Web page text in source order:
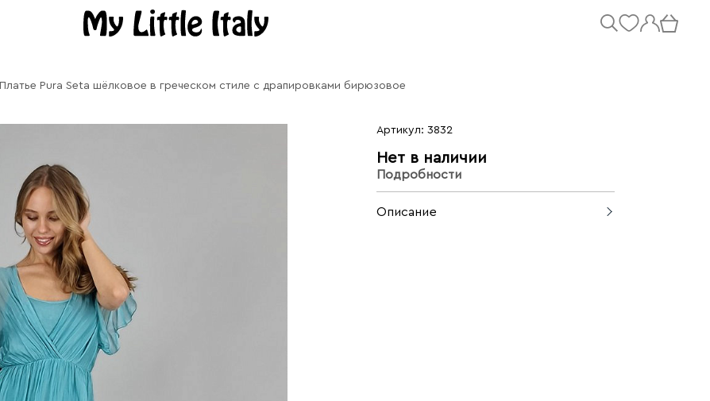
Платье Pura Seta шёлковое в греческом стиле с драпировками бирюзовое
Артикул: 3832
Нет в наличии
Подробности
Описание